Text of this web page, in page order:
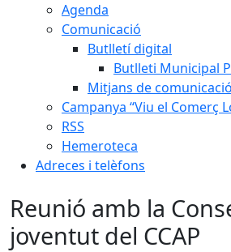
Agenda
Comunicació
Butlletí digital
Butlleti Municipal
Mitjans de comunicació
Campanya “Viu el Comerç
RSS
Hemeroteca
Adreces i telèfons
Reunió amb la
joventut del CCAP